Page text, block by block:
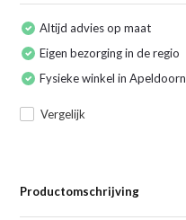
Altijd advies op maat
Eigen bezorging in de regio
Fysieke winkel in Apeldoorn
Vergelijk
Productomschrijving